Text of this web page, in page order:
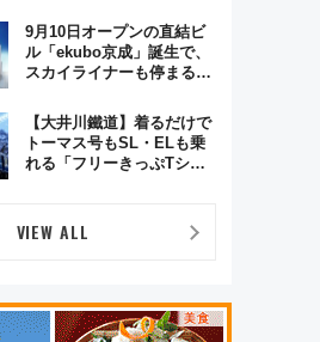
弾」も
9月10日オープンの直結ビ
ル「ekubo京成」誕生で、
スカイライナーも停まる巨
変わる？ 全テナント情報も
公開！
【大井川鐵道】着るだけで
トーマス号もSL・ELも乗
れる「フリーきっぷTシャ
VIEW ALL